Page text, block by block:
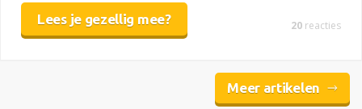
Lees je gezellig mee? 20 reacties
Meer artikelen